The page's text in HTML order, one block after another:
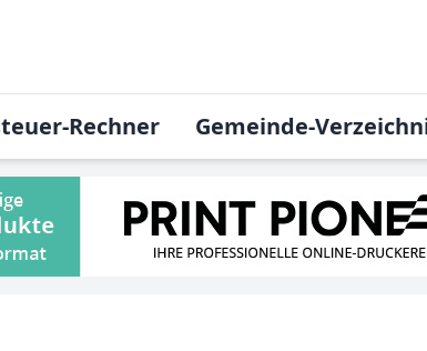
Rechner Gemeinde-